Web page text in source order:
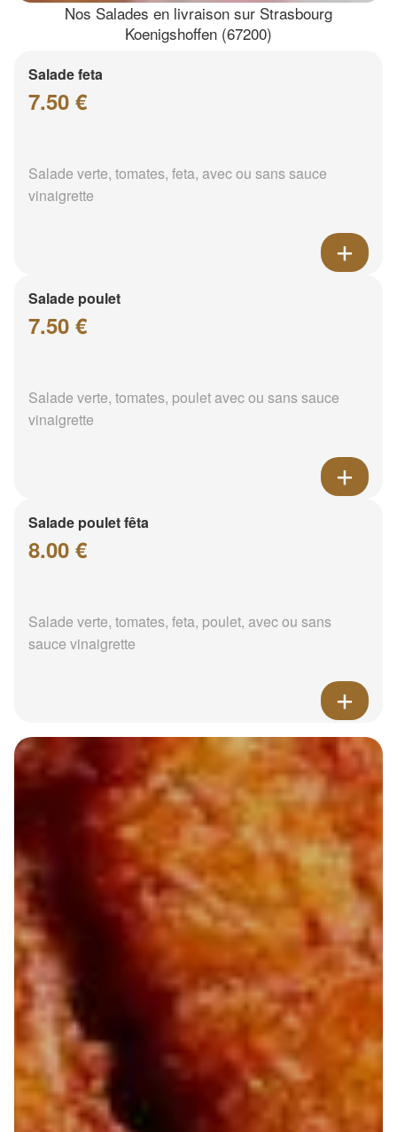
Nos Salades en livraison sur Strasbourg
Koenigshoffen (67200)
Salade feta
7.50 €
Salade verte, tomates, feta, avec ou sans sauce
vinaigrette
Salade poulet
7.50 €
Salade verte, tomates, poulet avec ou sans sauce
vinaigrette
Salade poulet fêta
8.00 €
Salade verte, tomates, feta, poulet, avec ou sans
sauce vinaigrette